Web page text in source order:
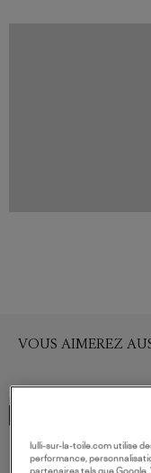
VOUS AIMEREZ
lulli-sur-la-toile.com utilise
performance,